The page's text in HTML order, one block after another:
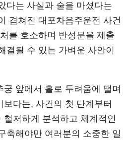
다는 사실과 술을 마셨다는
겹쳐진 대포차음주운전 사건
를 호소하며 반성문을 제출
결될 수 있는 가벼운 사안이
앞에서 홀로 두려움에 떨며
다는, 사건의 첫 단계부터
철저하게 분석하고 체계적인
축해야만 여러분의 소중한 일